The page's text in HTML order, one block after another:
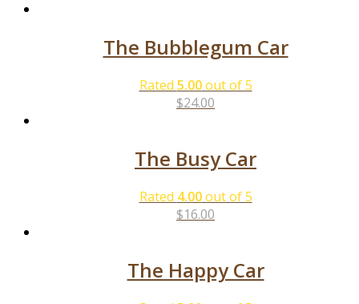
The Bubblegum Car
Rated 5.00out of 5
$24.00
The Busy Car
Rated 4.00out of 5
$16.00
The Happy Car